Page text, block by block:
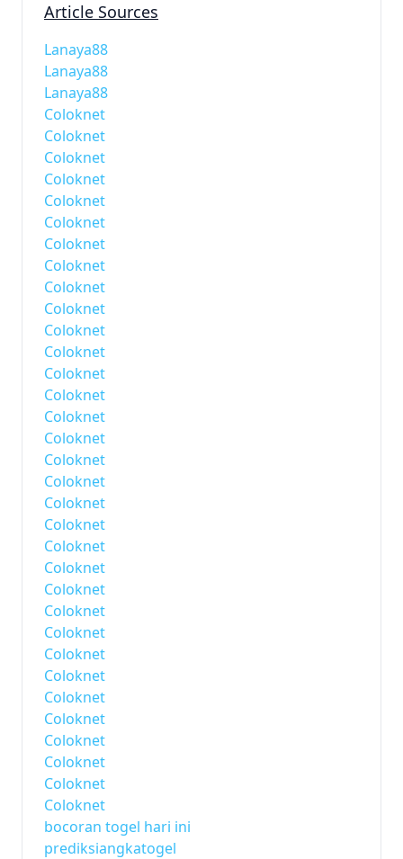
Article Sources
Lanaya88
Lanaya88
Lanaya88
Coloknet
Coloknet
Coloknet
Coloknet
Coloknet
Coloknet
Coloknet
Coloknet
Coloknet
Coloknet
Coloknet
Coloknet
Coloknet
Coloknet
Coloknet
Coloknet
Coloknet
Coloknet
Coloknet
Coloknet
Coloknet
Coloknet
Coloknet
Coloknet
Coloknet
Coloknet
Coloknet
Coloknet
Coloknet
Coloknet
Coloknet
Coloknet
Coloknet
bocoran togel hari ini
prediksiangkatogel